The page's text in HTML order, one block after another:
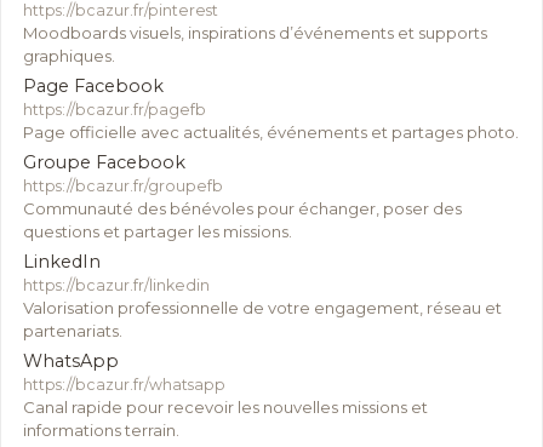
https://bcazur.fr/pinterest
Moodboards visuels, inspirations d’événements et supports
graphiques.
Page Facebook
https://bcazur.fr/pagefb
Page officielle avec actualités, événements et partages photo.
Groupe Facebook
https://bcazur.fr/groupefb
Communauté des bénévoles pour échanger, poser des
questions et partager les missions.
LinkedIn
https://bcazur.fr/linkedin
Valorisation professionnelle de votre engagement, réseau et
partenariats.
WhatsApp
https://bcazur.fr/whatsapp
Canal rapide pour recevoir les nouvelles missions et
informations terrain.